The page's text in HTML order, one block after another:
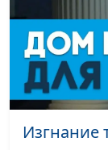
Изгнание